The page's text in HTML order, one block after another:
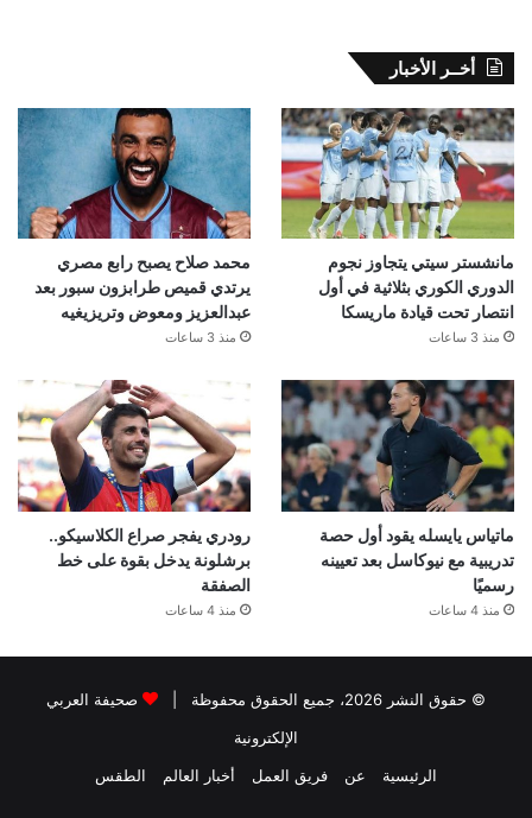
أخــر الأخبار
مانشستر سيتي يتجاوز نجوم
الدوري الكوري بثلاثية في أول
انتصار تحت قيادة ماريسكا
منذ 3 ساعات
محمد صلاح يصبح رابع مصري
يرتدي قميص طرابزون سبور بعد
عبدالعزيز ومعوض وتريزيغيه
منذ 3 ساعات
ماتياس يايسله يقود أول حصة
تدريبية مع نيوكاسل بعد تعيينه
رسميًا
منذ 4 ساعات
رودري يفجر صراع الكلاسيكو..
برشلونة يدخل بقوة على خط
الصفقة
منذ 4 ساعات
© حقوق النشر 2026، جميع الحقوق محفوظة |
صحيفة العربي
الإلكترونية
الرئيسية
عن فريق العمل أخبار العالم الطقس